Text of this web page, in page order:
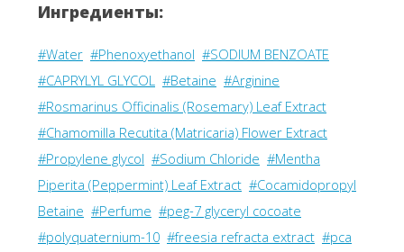
Ингредиенты:
#Water #Phenoxyethanol #SODIUM BENZOATE
#CAPRYLYL GLYCOL
#Betaine #Arginine
#Rosmarinus Officinalis (Rosemary) Leaf Extract
#Chamomilla Recutita (Matricaria) Flower Extract
#Propylene glycol #Sodium Chloride #Mentha
Piperita (Peppermint) Leaf Extract #Cocamidopropyl
Betaine #Perfume #peg-7 glyceryl cocoate
#polyquaternium-10 #freesia refracta extract #pca